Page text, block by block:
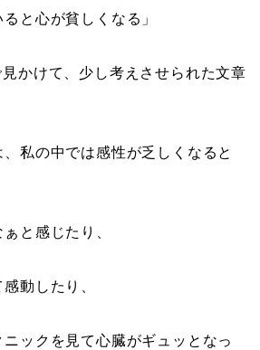
と心が貧しくなる」
かけて、少し考えさせられた文章
私の中では感性が乏しくなると
と感じたり、
動したり、
ックを見て心臓がギュッとなっ